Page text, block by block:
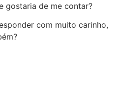
gostaria de me contar?
com muito carinho,